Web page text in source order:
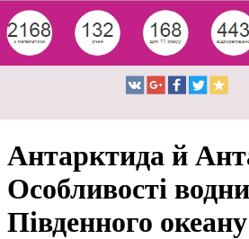
Антарктида й
Особливості
Південного океану